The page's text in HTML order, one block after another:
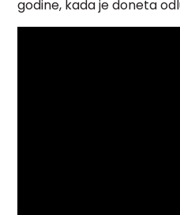
godine, kada je doneta